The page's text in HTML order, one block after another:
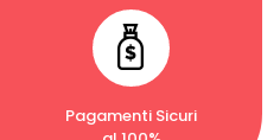
Pagamenti Sicuri